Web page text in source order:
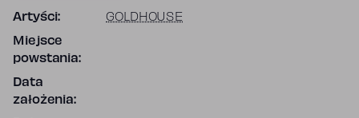
Artyści: GOLDHOUSE
Miejsce
powstania:
Data
założenia: